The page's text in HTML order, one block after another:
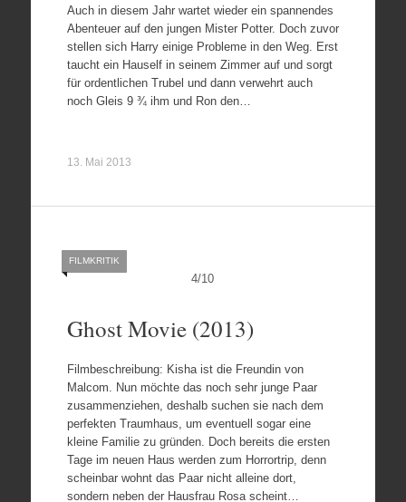
Auch in diesem Jahr wartet wieder ein spannendes
Abenteuer auf den jungen Mister Potter. Doch zuvor
stellen sich Harry einige Probleme in den Weg. Erst
taucht ein Hauself in seinem Zimmer auf und sorgt
für ordentlichen Trubel und dann verwehrt auch
noch Gleis 9 ¾ ihm und Ron den…
13. Mai 2013
4/10
FILMKRITIK
Ghost Movie (2013)
Filmbeschreibung: Kisha ist die Freundin von
Malcom. Nun möchte das noch sehr junge Paar
zusammenziehen, deshalb suchen sie nach dem
perfekten Traumhaus, um eventuell sogar eine
kleine Familie zu gründen. Doch bereits die ersten
Tage im neuen Haus werden zum Horrortrip, denn
scheinbar wohnt das Paar nicht alleine dort,
sondern neben der Hausfrau Rosa scheint…